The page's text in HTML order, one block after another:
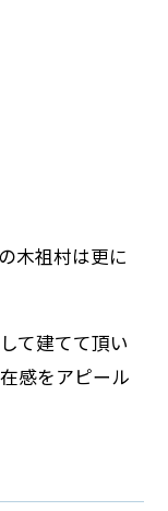
木祖村は更に
て建てて頂い
感をアピール